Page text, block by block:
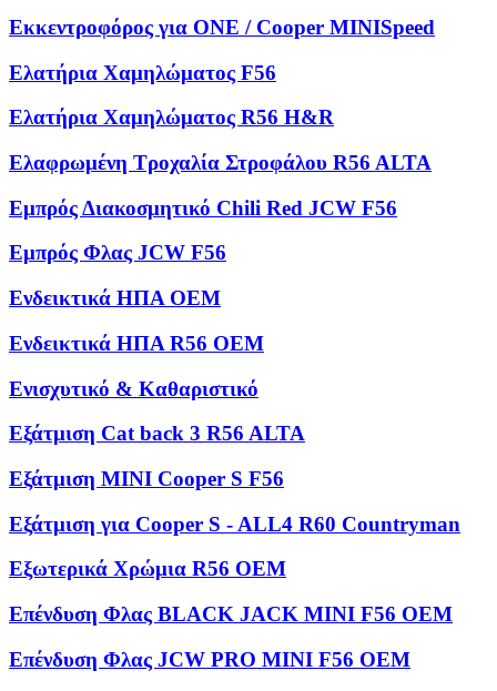
Εκκεντροφόρος για ONE / Cooper MINISpeed
Ελατήρια Χαμηλώματος F56
Ελατήρια Χαμηλώματος R56 H&R
Ελαφρωμένη Τροχαλία Στροφάλου R56 ALTA
Εμπρός Διακοσμητικό Chili Red JCW F56
Εμπρός Φλας JCW F56
Ενδεικτικά ΗΠΑ OEM
Ενδεικτικά ΗΠΑ R56 OEM
Ενισχυτικό & Καθαριστικό
Εξάτμιση Cat back 3 R56 ALTA
Εξάτμιση MINI Cooper S F56
Εξάτμιση για Cooper S - ALL4 R60 Countryman
Εξωτερικά Χρώμια R56 OEM
Επένδυση Φλας BLACK JACK MINI F56 OEM
Επένδυση Φλας JCW PRO MINI F56 OEM